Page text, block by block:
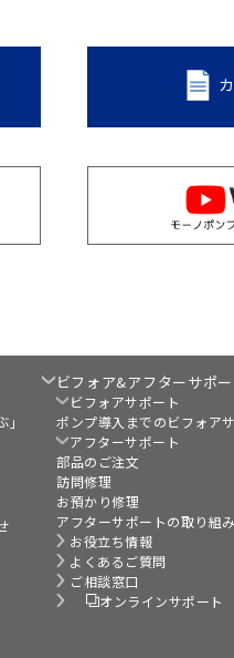
ビフォア&アフターサポー
ビフォアサポート
ポンプ導入までのビフォア
アフターサポート
部品のご注文
訪問修理
お預かり修理
アフターサポートの取り組み
お役立ち情報
よくあるご質問
ご相談窓口
オンラインサポート